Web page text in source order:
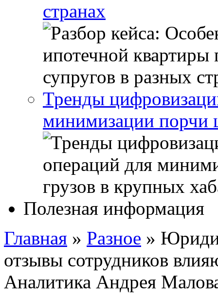
странах
Тренды
минимизации порчи
Полезная информация
Главная » Разное »
отзывы сотрудников
Аналитика Андрея